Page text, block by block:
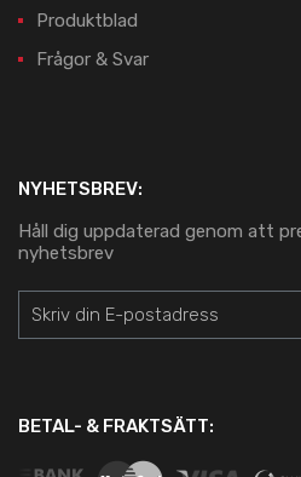
Produktblad
Frågor & Svar
NYHETSBREV:
Håll dig uppdaterad genom att
nyhetsbrev
BETAL- & FRAKTSÄTT: